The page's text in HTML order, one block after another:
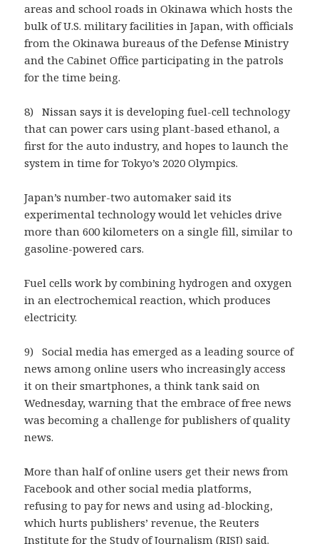
areas and school roads in Okinawa which hosts the
bulk of U.S. military facilities in Japan, with officials
from the Okinawa bureaus of the Defense Ministry
and the Cabinet Office participating in the patrols
for the time being.
8) Nissan says it is developing fuel-cell technology
that can power cars using plant-based ethanol, a
first for the auto industry, and hopes to launch the
system in time for Tokyo’s 2020 Olympics.
Japan’s number-two automaker said its
experimental technology would let vehicles drive
more than 600 kilometers on a single fill, similar to
gasoline-powered cars.
Fuel cells work by combining hydrogen and oxygen
in an electrochemical reaction, which produces
electricity.
9) Social media has emerged as a leading source of
news among online users who increasingly access
it on their smartphones, a think tank said on
Wednesday, warning that the embrace of free news
was becoming a challenge for publishers of quality
news.
More than half of online users get their news from
Facebook and other social media platforms,
refusing to pay for news and using ad-blocking,
which hurts publishers’ revenue, the Reuters
Institute for the Study of Journalism (RISJ) said.